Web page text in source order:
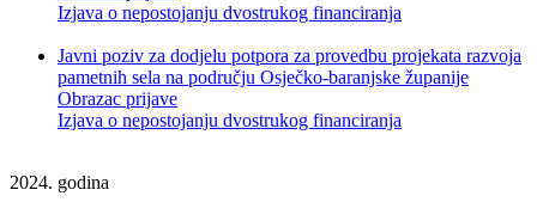
Izjava o nepostojanju dvostrukog financiranja
Javni poziv za dodjelu potpora za provedbu projekata razvoja
pametnih sela na području Osječko-baranjske županije
Obrazac prijave
Izjava o nepostojanju dvostrukog financiranja
2024. godina